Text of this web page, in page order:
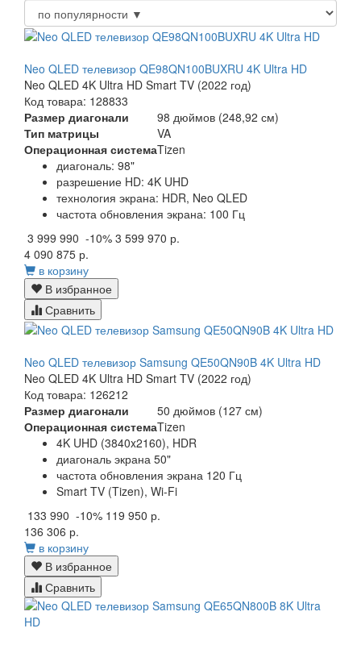
Neo QLED телевизор QE98QN100BUXRU 4K Ultra HD
Neo QLED 4K Ultra HD Smart TV (2022 год)
Код товара: 128833
Размер диагонали
98 дюймов (248,92 см)
Тип матрицы
VA
Операционная системаTizen
диагональ: 98"
разрешение HD: 4K UHD
технология экрана: HDR, Neo QLED
частота обновления экрана: 100 Гц
3 999 990 -10% 3 599 970 р.
4 090 875 р.
в корзину
В избранное
Сравнить
Neo QLED телевизор Samsung QE50QN90B 4K Ultra HD
Neo QLED 4K Ultra HD Smart TV (2022 год)
Код товара: 126212
Размер диагонали
50 дюймов (127 см)
Операционная системаTizen
4K UHD (3840x2160), HDR
диагональ экрана 50"
частота обновления экрана 120 Гц
Smart TV (Tizen), Wi-Fi
133 990 -10% 119 950 р.
136 306 р.
в корзину
В избранное
Сравнить